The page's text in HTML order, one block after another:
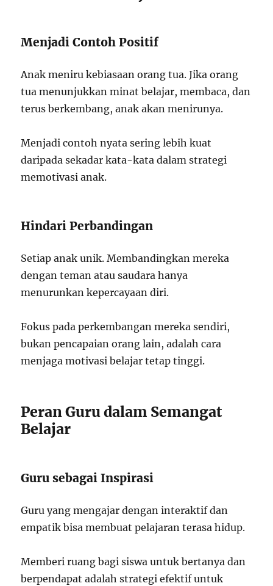
Menjadi Contoh Positif
Anak meniru kebiasaan orang tua. Jika orang
tua menunjukkan minat belajar, membaca, dan
terus berkembang, anak akan menirunya.
Menjadi contoh nyata sering lebih kuat
daripada sekadar kata-kata dalam strategi
memotivasi anak.
Hindari Perbandingan
Setiap anak unik. Membandingkan mereka
dengan teman atau saudara hanya
menurunkan kepercayaan diri.
Fokus pada perkembangan mereka sendiri,
bukan pencapaian orang lain, adalah cara
menjaga motivasi belajar tetap tinggi.
Peran Guru dalam Semangat
Belajar
Guru sebagai Inspirasi
Guru yang mengajar dengan interaktif dan
empatik bisa membuat pelajaran terasa hidup.
Memberi ruang bagi siswa untuk bertanya dan
berpendapat adalah strategi efektif untuk